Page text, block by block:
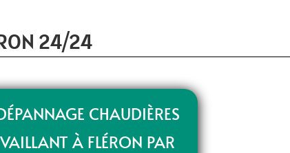
24/24
CHAUDIÈRES
VAILLANT À FLÉRON PAR